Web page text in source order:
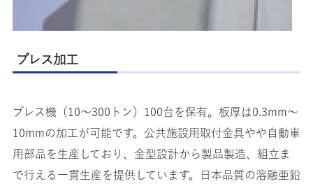
プレス加工
プレス機（10〜300トン）100台を保有。板厚は0.3mm〜
10mmの加工が可能です。公共施設用取付金具やや自動車
用部品を生産しており、金型設計から製品製造、組立ま
で行える一貫生産を提供しています。日本品質の溶融亜鉛